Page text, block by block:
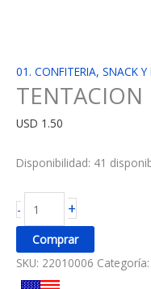
01. CONFITERIA, SNACK Y
TENTACION
USD 1.50
Disponibilidad: 41
- +
Comprar
SKU: 22010006 Categoría: